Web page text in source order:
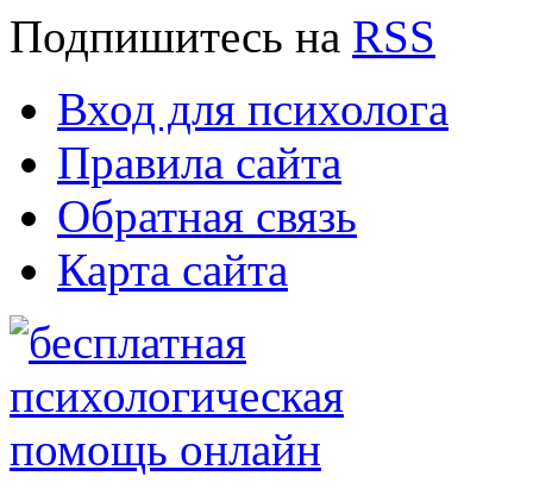
Подпишитесь на RSS
Вход для психолога
Правила сайта
Обратная связь
Карта сайта